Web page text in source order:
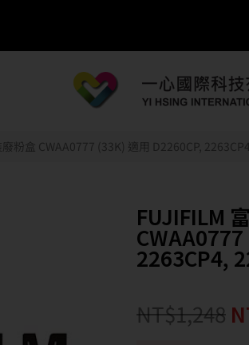
粉盒 CWAA0777 (33K) 適用 D2260CP,
FUJIFILM
2263CP4,
NT$1,248